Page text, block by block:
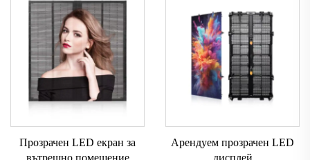
Прозрачен LED екран за
вътрешно помещение
Арендуем прозрачен LED
дисплей